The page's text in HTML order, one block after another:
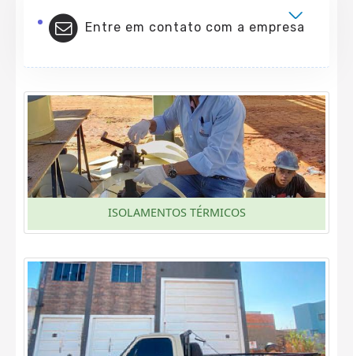
Entre em contato com a empresa
ISOLAMENTOS TÉRMICOS